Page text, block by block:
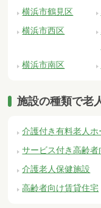
横浜市鶴見区
横浜市西区
横浜市南区
施設の種類で老
介護付き有料老人ホ
サービス付き高齢者
介護老人保健施設
高齢者向け賃貸住宅